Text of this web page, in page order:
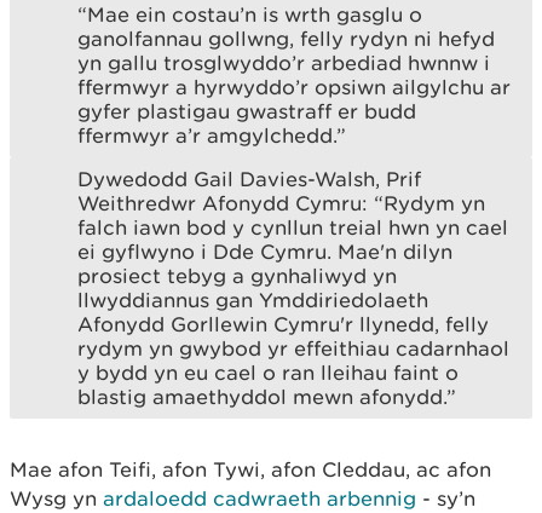
“Mae ein costau’n is wrth gasglu o
ganolfannau gollwng, felly rydyn ni hefyd
yn gallu trosglwyddo’r arbediad hwnnw i
ffermwyr a hyrwyddo’r opsiwn ailgylchu ar
gyfer plastigau gwastraff er budd
ffermwyr a’r amgylchedd.”
Dywedodd Gail Davies-Walsh, Prif
Weithredwr Afonydd Cymru: “Rydym yn
falch iawn bod y cynllun treial hwn yn cael
ei gyflwyno i Dde Cymru. Mae'n dilyn
prosiect tebyg a gynhaliwyd yn
llwyddiannus gan Ymddiriedolaeth
Afonydd Gorllewin Cymru'r llynedd, felly
rydym yn gwybod yr effeithiau cadarnhaol
y bydd yn eu cael o ran lleihau faint o
blastig amaethyddol mewn afonydd.”
Mae afon Teifi, afon Tywi, afon Cleddau, ac afon
Wysg yn ardaloedd cadwraeth arbennig - sy’n